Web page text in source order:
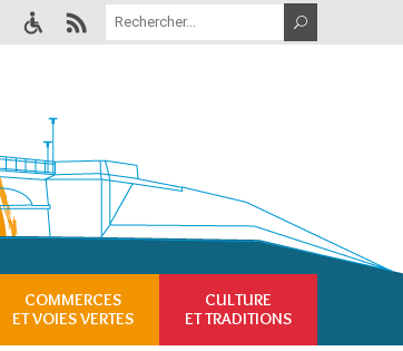
COMMERCES
ET VOIES VERTES
CULTURE
ET TRADITIONS